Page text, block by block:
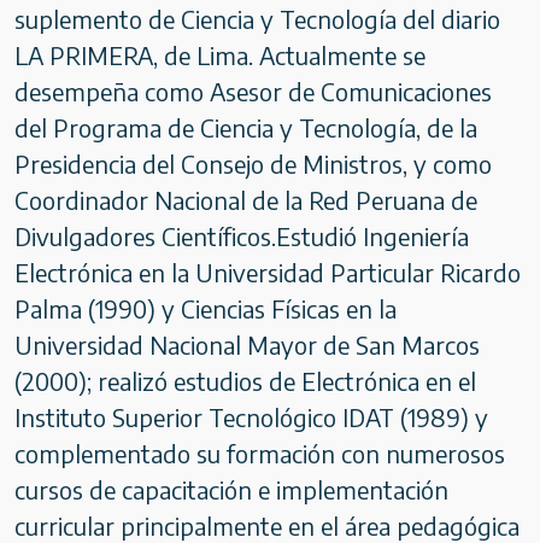
suplemento de Ciencia y Tecnología del diario
LA PRIMERA, de Lima. Actualmente se
desempeña como Asesor de Comunicaciones
del Programa de Ciencia y Tecnología, de la
Presidencia del Consejo de Ministros, y como
Coordinador Nacional de la Red Peruana de
Divulgadores Científicos.Estudió Ingeniería
Electrónica en la Universidad Particular Ricardo
Palma (1990) y Ciencias Físicas en la
Universidad Nacional Mayor de San Marcos
(2000); realizó estudios de Electrónica en el
Instituto Superior Tecnológico IDAT (1989) y
complementado su formación con numerosos
cursos de capacitación e implementación
curricular principalmente en el área pedagógica